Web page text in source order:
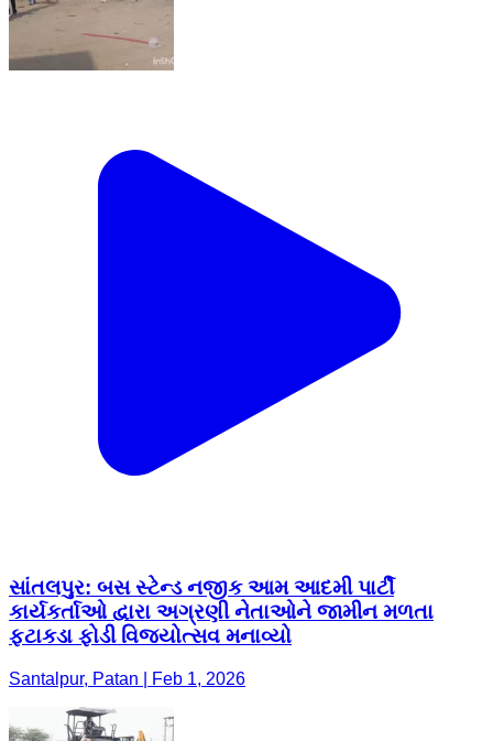
સાંતલપુર: બસ સ્ટેન્ડ નજીક આમ આદમી પાર્ટી
કાર્યકર્તાઓ દ્વારા અગ્રણી નેતાઓને જામીન મળતા
ફટાકડા ફોડી વિજ્યોત્સવ મનાવ્યો
Santalpur, Patan | Feb 1, 2026